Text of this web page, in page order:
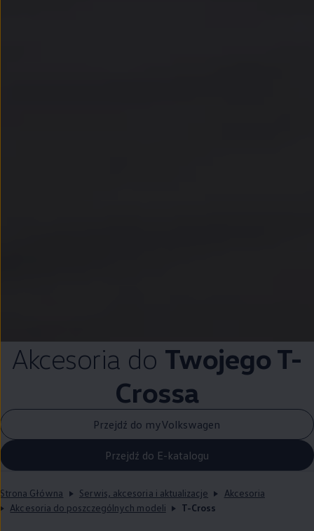
Akcesoria do Twojego T-
Crossa
Przejdź do myVolkswagen
Przejdź do E-katalogu
Strona Główna Serwis, akcesoria i aktualizacje
Akcesoria
Akcesoria do poszczególnych modeli
T-Cross